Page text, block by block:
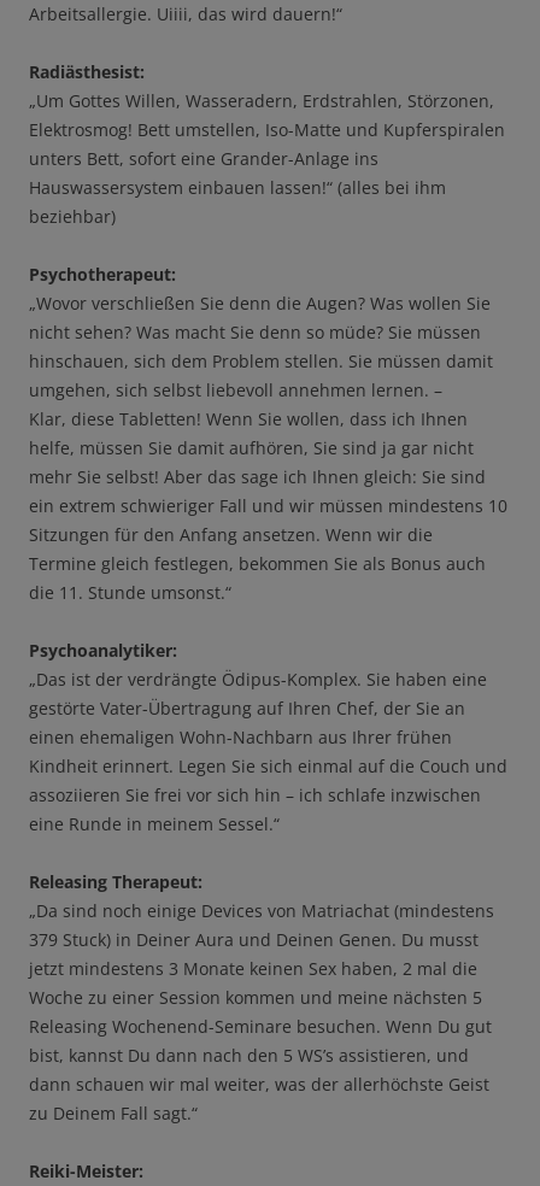
Arbeitsallergie. Uiiii, das wird dauern!“
Radiästhesist:
„Um Gottes Willen, Wasseradern, Erdstrahlen, Störzonen,
Elektrosmog! Bett umstellen, Iso-Matte und Kupferspiralen
unters Bett, sofort eine Grander-Anlage ins
Hauswassersystem einbauen lassen!“ (alles bei ihm
beziehbar)
Psychotherapeut:
„Wovor verschließen Sie denn die Augen? Was wollen Sie
nicht sehen? Was macht Sie denn so müde? Sie müssen
hinschauen, sich dem Problem stellen. Sie müssen damit
umgehen, sich selbst liebevoll annehmen lernen. –
Klar, diese Tabletten! Wenn Sie wollen, dass ich Ihnen
helfe, müssen Sie damit aufhören, Sie sind ja gar nicht
mehr Sie selbst! Aber das sage ich Ihnen gleich: Sie sind
ein extrem schwieriger Fall und wir müssen mindestens 10
Sitzungen für den Anfang ansetzen. Wenn wir die
Termine gleich festlegen, bekommen Sie als Bonus auch
die 11. Stunde umsonst.“
Psychoanalytiker:
„Das ist der verdrängte Ödipus-Komplex. Sie haben eine
gestörte Vater-Übertragung auf Ihren Chef, der Sie an
einen ehemaligen Wohn-Nachbarn aus Ihrer frühen
Kindheit erinnert. Legen Sie sich einmal auf die Couch und
assoziieren Sie frei vor sich hin – ich schlafe inzwischen
eine Runde in meinem Sessel.“
Releasing Therapeut:
„Da sind noch einige Devices von Matriachat (mindestens
379 Stuck) in Deiner Aura und Deinen Genen. Du musst
jetzt mindestens 3 Monate keinen Sex haben, 2 mal die
Woche zu einer Session kommen und meine nächsten 5
Releasing Wochenend-Seminare besuchen. Wenn Du gut
bist, kannst Du dann nach den 5 WS’s assistieren, und
dann schauen wir mal weiter, was der allerhöchste Geist
zu Deinem Fall sagt.“
Reiki-Meister: